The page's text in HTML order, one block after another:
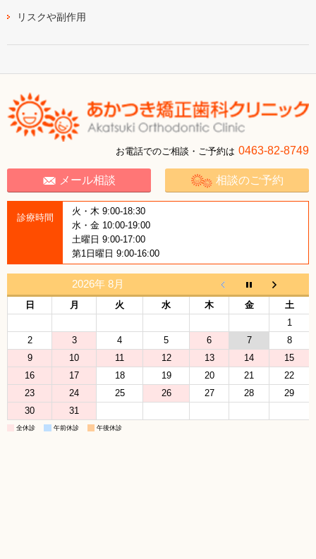
リスクや副作用
お電話でのご相談・ご予約は 0463-82-8749
メール相談 相談のご予約
診療時間
火・木 9:00-18:30
水・金 10:00-19:00
土曜日 9:00-17:00
第1日曜日 9:00-16:00
2026年 8月
日 月 火 水 木 金
土
1
2
3 4 5 6 7
8
9
10 11 12 13 14
15
16
17 18 19 20 21
22
23
24 25 26 27 28
29
30
31
全休診 午前休診 午後休診